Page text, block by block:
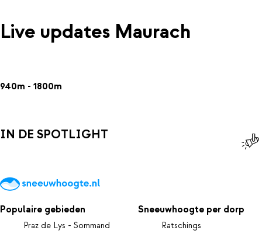
Live updates Maurach
940m - 1800m
IN DE SPOTLIGHT
Populaire gebieden
Praz de Lys - Sommand
Sneeuwhoogte per dorp
Ratschings